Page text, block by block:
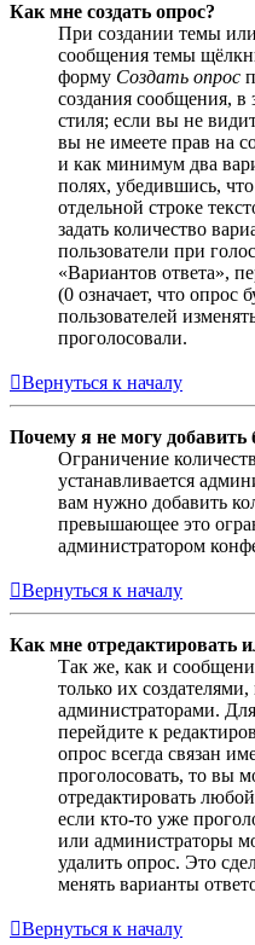
Как мне создать опрос?
При создании темы
сообщения темы
форму Создать опрос
создания сообщения, в
стиля; если вы не
вы не имеете прав на
и как минимум два
полях, убедившись,
отдельной строке
задать количество
пользователи при
«Вариантов ответа»,
(0 означает, что опрос
пользователей
проголосовали.
Вернуться к началу
Почему я не могу добавить
Ограничение
устанавливается
вам нужно добавить
превышающее это
администратором
Вернуться к началу
Как мне отредактировать
Так же, как и
только их
администраторами.
перейдите к
опрос всегда связан
проголосовать, то вы
отредактировать
если кто-то уже
или администраторы
удалить опрос. Это
менять варианты
Вернуться к началу